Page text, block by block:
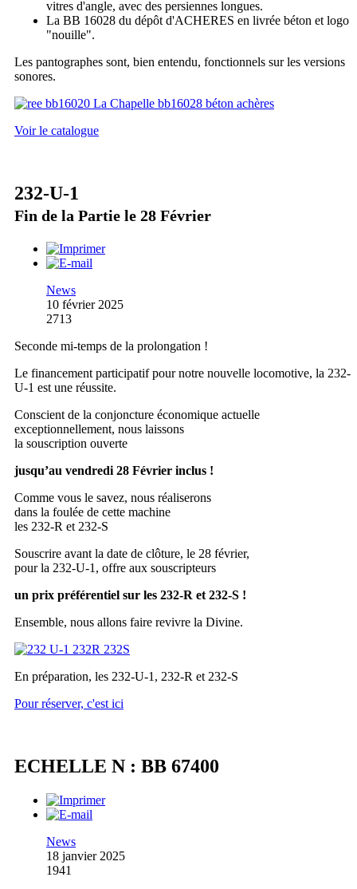
vitres d'angle, avec des persiennes longues.
La BB 16028 du dépôt d'ACHERES en livrée béton et logo
"nouille".
Les pantographes sont, bien entendu, fonctionnels sur les versions
sonores.
Voir le catalogue
232-U-1
Fin de la Partie le 28 Février
News
10 février 2025
2713
Seconde mi-temps de la prolongation !
Le financement participatif pour notre nouvelle locomotive, la 232-
U-1 est une réussite.
Conscient de la conjoncture économique actuelle
exceptionnellement, nous laissons
la souscription ouverte
jusqu’au vendredi 28 Février inclus !
Comme vous le savez, nous réaliserons
dans la foulée de cette machine
les 232-R et 232-S
Souscrire avant la date de clôture, le 28 février,
pour la 232-U-1, offre aux souscripteurs
un prix préférentiel sur les 232-R et 232-S !
Ensemble, nous allons faire revivre la Divine.
En préparation, les 232-U-1, 232-R et 232-S
Pour réserver, c'est ici
ECHELLE N : BB 67400
News
18 janvier 2025
1941